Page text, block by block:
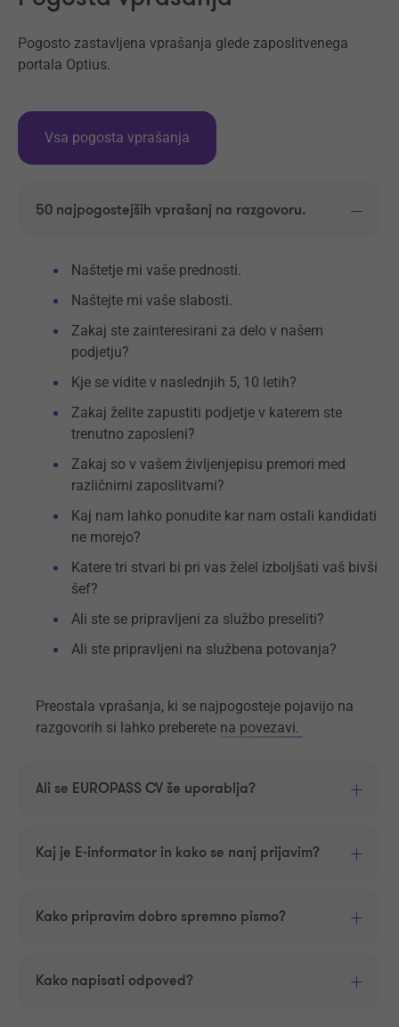
Pogosto zastavljena vprašanja glede zaposlitvenega
portala Optius.
Vsa pogosta vprašanja
50 najpogostejših vprašanj na razgovoru.
Naštetje mi vaše prednosti.
Naštejte mi vaše slabosti.
Zakaj ste zainteresirani za delo v našem
podjetju?
Kje se vidite v naslednjih 5, 10 letih?
Zakaj želite zapustiti podjetje v katerem ste
trenutno zaposleni?
Zakaj so v vašem življenjepisu premori med
različnimi zaposlitvami?
Kaj nam lahko ponudite kar nam ostali kandidati
ne morejo?
Katere tri stvari bi pri vas želel izboljšati vaš bivši
šef?
Ali ste se pripravljeni za službo preseliti?
Ali ste pripravljeni na službena potovanja?
Preostala vprašanja, ki se najpogosteje pojavijo na
razgovorih si lahko preberete na povezavi.
Ali se EUROPASS CV še uporablja?
Kaj je E-informator in kako se nanj prijavim?
Kako pripravim dobro spremno pismo?
Kako napisati odpoved?